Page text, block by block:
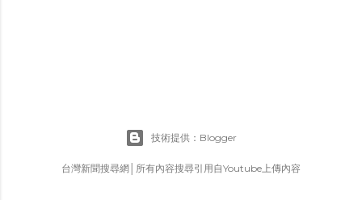
技術提供：Blogger
台灣新聞搜尋網│所有內容搜尋引用自Youtube上傳內容